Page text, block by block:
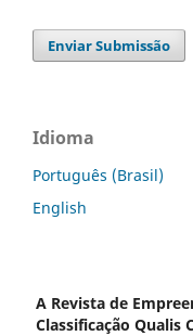
Enviar Submissão
Idioma
Português (Brasil)
English
A Revista de
Classificação Qualis